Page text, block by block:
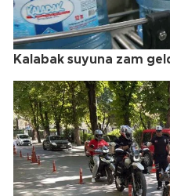
Kalabak suyuna zam